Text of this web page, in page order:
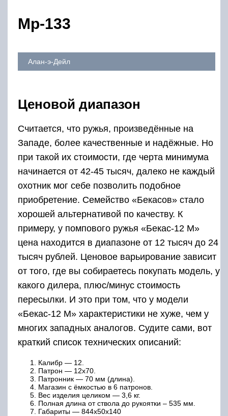
Мр-133
Алан-э-Дейл
Ценовой диапазон
Считается, что ружья, произведённые на
Западе, более качественные и надёжные. Но
при такой их стоимости, где черта минимума
начинается от 42-45 тысяч, далеко не каждый
охотник мог себе позволить подобное
приобретение. Семейство «Бекасов» стало
хорошей альтернативой по качеству. К
примеру, у помпового ружья «Бекас-12 М»
цена находится в диапазоне от 12 тысяч до 24
тысяч рублей. Ценовое варьирование зависит
от того, где вы собираетесь покупать модель, у
какого дилера, плюс/минус стоимость
пересылки. И это при том, что у модели
«Бекас-12 М» характеристики не хуже, чем у
многих западных аналогов. Судите сами, вот
краткий список технических описаний:
Калибр — 12.
Патрон — 12х70.
Патронник — 70 мм (длина).
Магазин с ёмкостью в 6 патронов.
Вес изделия целиком — 3,6 кг.
Полная длина от ствола до рукоятки – 535 мм.
Габариты — 844x50x140